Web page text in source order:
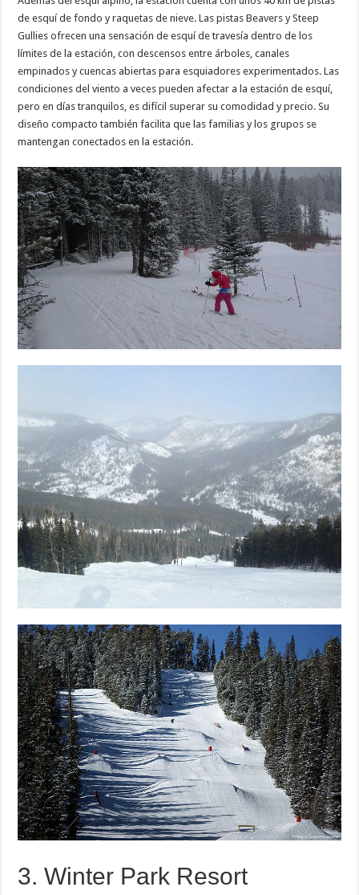
de esquí de fondo y raquetas de nieve. Las pistas Beavers y Steep
Gullies ofrecen una sensación de esquí de travesía dentro de los
límites de la estación, con descensos entre árboles, canales
empinados y cuencas abiertas para esquiadores experimentados. Las
condiciones del viento a veces pueden afectar a la estación de esquí,
pero en días tranquilos, es difícil superar su comodidad y precio. Su
diseño compacto también facilita que las familias y los grupos se
mantengan conectados en la estación.
3. Winter Park Resort